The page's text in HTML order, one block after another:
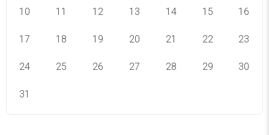
10 11 12 13 14 15 16
17 18 19 20 21 22 23
24 25 26 27 28 29 30
31